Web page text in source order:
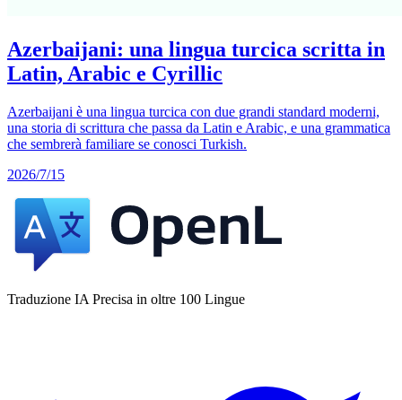
Azerbaijani: una lingua turcica scritta in
Latin, Arabic e Cyrillic
Azerbaijani è una lingua turcica con due grandi standard moderni,
una storia di scrittura che passa da Latin e Arabic, e una grammatica
che sembrerà familiare se conosci Turkish.
2026/7/15
Traduzione IA Precisa in oltre 100 Lingue